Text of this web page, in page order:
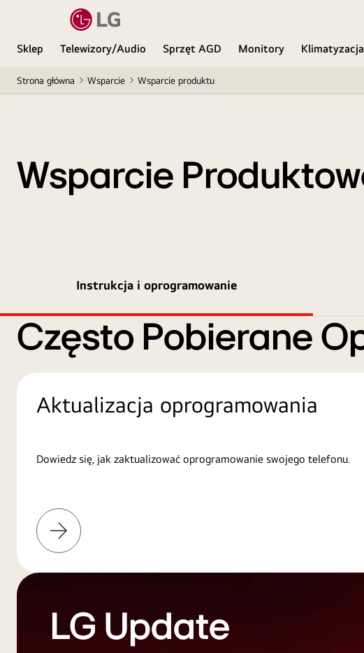
Sklep Telewizory/Audio Sprzęt AGD Monitory Klimatyzacja
Strona główna Wsparcie Wsparcie produktu
Wsparcie
Instrukcja i oprogramowanie
Często Pobierane
Aktualizacja oprogramowania
Dowiedz się, jak zaktualizować oprogramowanie swojego telefonu.
Więcej
informacji
LG Update